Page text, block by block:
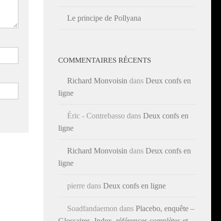
Le principe de Pollyana
COMMENTAIRES RÉCENTS
Richard Monvoisin dans Deux confs en
ligne
Éric - Contrebasso dans Deux confs en
ligne
Richard Monvoisin dans Deux confs en
ligne
pierre dans Deux confs en ligne
Soadfandaemon dans Placebo, enquête –